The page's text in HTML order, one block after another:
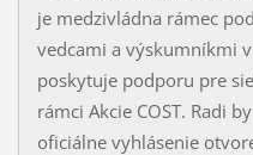
je medzivládna rámec
vedcami a výskumníkmi
poskytuje podporu pre
rámci Akcie COST. Radi
oficiálne vyhlásenie